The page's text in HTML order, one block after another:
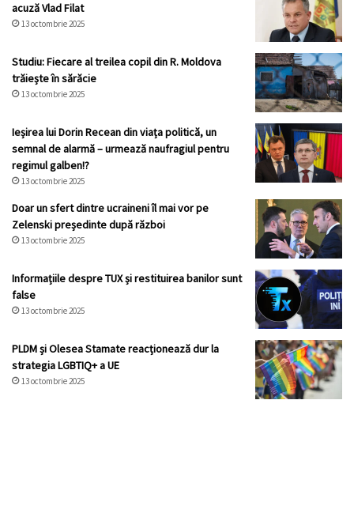
acuză Vlad Filat
13 octombrie 2025
Studiu: Fiecare al treilea copil din R. Moldova
trăiește în sărăcie
13 octombrie 2025
Ieșirea lui Dorin Recean din viața politică, un
semnal de alarmă – urmează naufragiul pentru
regimul galben!?
13 octombrie 2025
Doar un sfert dintre ucraineni îl mai vor pe
Zelenski președinte după război
13 octombrie 2025
Informațiile despre TUX și restituirea banilor sunt
false
13 octombrie 2025
PLDM și Olesea Stamate reacționează dur la
strategia LGBTIQ+ a UE
13 octombrie 2025